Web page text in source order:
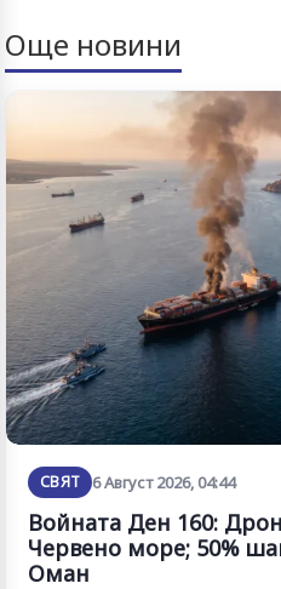
Още новини
СВЯТ 6 Август 2026, 04:44
Войната Ден 160:
Червено море; 50%
Оман